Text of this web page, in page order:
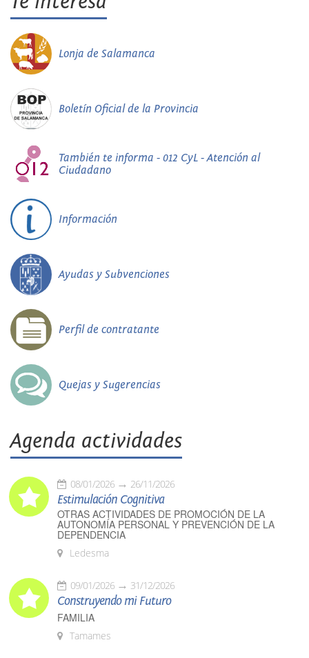
Lonja de Salamanca
Boletín Oficial de la Provincia
También te informa - 012 CyL - Atención al
Ciudadano
Información
Ayudas y Subvenciones
Perfil de contratante
Quejas y Sugerencias
Agenda actividades
08/01/2026 26/11/2026
Estimulación Cognitiva
OTRAS ACTIVIDADES DE PROMOCIÓN DE LA
AUTONOMÍA PERSONAL Y PREVENCIÓN DE LA
DEPENDENCIA
Ledesma
09/01/2026 31/12/2026
Construyendo mi Futuro
FAMILIA
Tamames